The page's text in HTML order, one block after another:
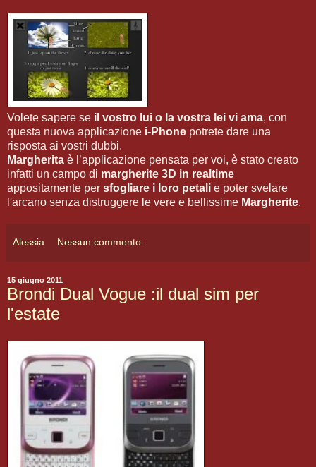
Volete sapere se il vostro lui o la vostra lei vi ama, con
questa nuova applicazione i-Phone potrete dare una
risposta ai vostri dubbi.
Margherita è l’applicazione pensata per voi, è stato creato
infatti un campo di margherite 3D in realtime
appositamente per sfogliare i loro petali e poter svelare
l'arcano senza distruggere le vere e bellissime Margherite.
Alessia Nessun commento:
15 giugno 2011
Brondi Dual Vogue :il dual sim per
l'estate